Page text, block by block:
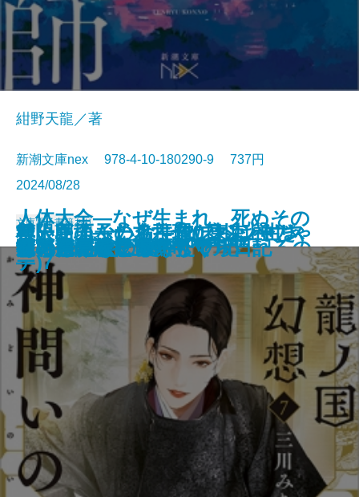
邯鄲の島遥かなり〔上〕
とんちき 蔦重青春譜
救いたくない命―俺たちは神じゃ
ない2―
花と茨―七代目市川團十郎―
捨て童子・松平忠輝〔上〕
捨て童子・松平忠輝〔中〕
捨て童子・松平忠輝〔下〕
無人島のふたり―120日以上生き
なくちゃ日記―
人体大全―なぜ生まれ、死ぬその
日まで無意識に動き続けられるの
か―
狐の嫁入り 幽世の薬剤師
紺野天龍／著
新潮文庫nex 978-4-10-180290-9 737円
2024/08/28
文庫電子書籍あり
龍ノ国幻想7 神問いの応
ケーキ王子の名推理(スペシャリ
テ)7
極限団地―一九六一 東京ハウス
―
これはただの夏
死に急ぐ鯨たち・もぐら日記
雀の手帖
京に鬼の棲む里ありて
探花―隠蔽捜査9―
あのころなにしてた？
狂った宴